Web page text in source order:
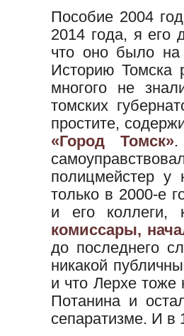
Пособие 2004
2014 года, я его
что оно было
Историю Томска
многого не
томских
простите,
«Город Томск».
полицмейстер у
только в 2000-е
и его коллеги,
комиссары,
до последнего
никакой
и что Лерхе тоже
Потанина и
сепаратизме. И в